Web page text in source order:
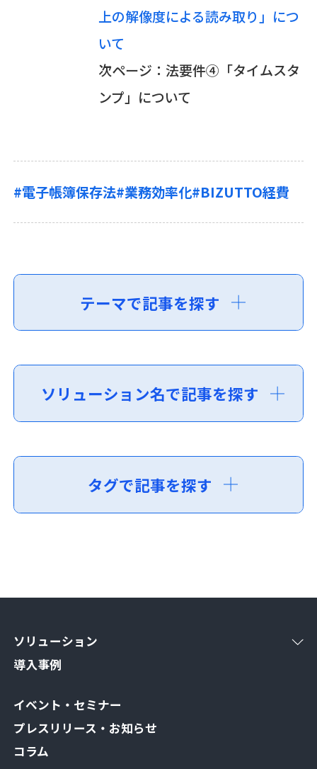
上の解像度による読み取り」につ
いて
次ページ：法要件④「タイムスタ
ンプ」について
#電子帳簿保存法#業務効率化#BIZUTTO経費
テーマで記事を探す
ソリューション名で記事を探す
タグで記事を探す
ソリューション
導入事例
イベント・セミナー
プレスリリース・お知らせ
コラム